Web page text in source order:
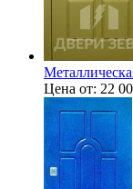
Цена от: 22